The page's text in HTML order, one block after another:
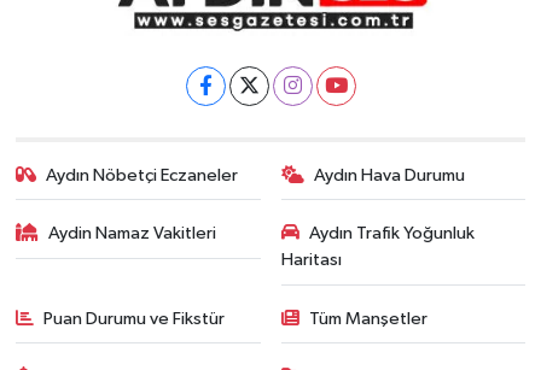
Aydın Nöbetçi Eczaneler Aydın Hava Durumu
Aydin Namaz Vakitleri
Aydın Trafik Yoğunluk
Haritası
Puan Durumu ve Fikstür Tüm Manşetler